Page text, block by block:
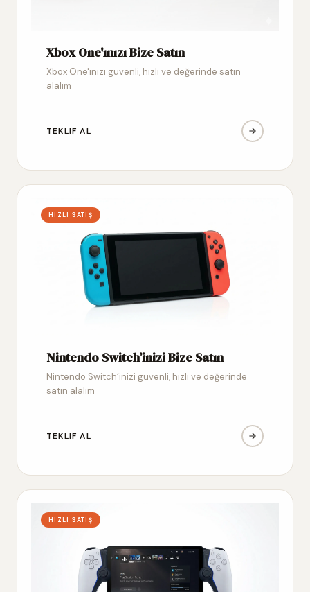
Xbox One'ınızı Bize Satın
Xbox One'ınızı güvenli, hızlı ve değerinde satın
alalım
TEKLIF AL
HIZLI SATIŞ
Nintendo Switch’inizi Bize Satın
Nintendo Switch’inizi güvenli, hızlı ve değerinde
satın alalım
TEKLIF AL
HIZLI SATIŞ